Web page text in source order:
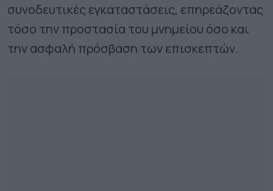
συνοδευτικές εγκαταστάσεις, επηρεάζοντας
τόσο την προστασία του μνημείου όσο και
την ασφαλή πρόσβαση των επισκεπτών.